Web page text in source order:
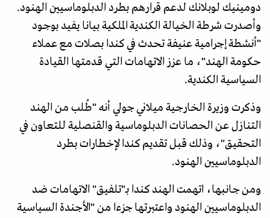
دومينيك لوبلانك لدعم قرارهم بطرد الدبلوماسيين الهنود.
وأصدرت شرطة الخيالة الكندية الملكية بيانا يفيد بوجود
"أنشطة إجرامية عنيفة تحدث في كندا بصلات مع عملاء
حكومة الهند"، ما عزز الاتهامات التي قدمتها القيادة
السياسية الكندية.
وذكرت وزيرة الخارجية ميلاني جولي أنه "طُلب من الهند
التنازل عن الحصانات الدبلوماسية والقنصلية للتعاون في
التحقيق"، وذلك قبل تقديم كندا لإخطارات بطرد
الدبلوماسيين الهنود.
ومن جانبها، اتهمت الهند كندا بـ"تلفيق" الاتهامات ضد
الدبلوماسيين الهنود واعتبرتها جزءا من "الأجندة السياسية